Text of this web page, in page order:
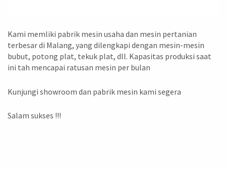
Kami memliki pabrik mesin usaha dan mesin pertanian
terbesar di Malang, yang dilengkapi dengan mesin-mesin
bubut, potong plat, tekuk plat, dll. Kapasitas produksi saat
ini tah mencapai ratusan mesin per bulan
Kunjungi showroom dan pabrik mesin kami segera
Salam sukses !!!